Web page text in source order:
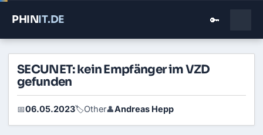
PHINIT.DE 🔑
SECUNET: kein Empfänger im VZD
gefunden
📅06.05.2023🏷️Other👤Andreas Hepp